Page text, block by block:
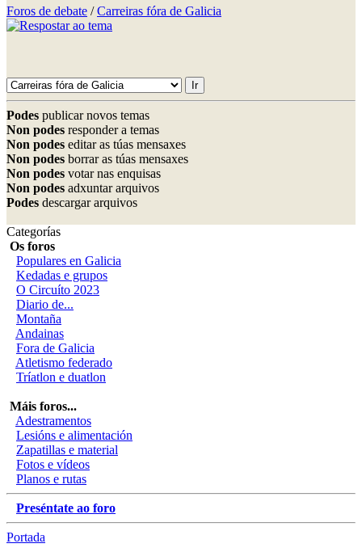
Foros de debate /Carreiras fóra de Galicia
Podes publicar novos temas
Non podes responder a temas
Non podes editar as túas mensaxes
Non podes borrar as túas mensaxes
Non podes votar nas enquisas
Non podes adxuntar arquivos
Podes descargar arquivos
Categorías
Os foros
Populares en Galicia
Kedadas e grupos
O Circuíto 2023
Diario de...
Montaña
Andainas
Fora de Galicia
Atletismo federado
Tríatlon e duatlon
Máis foros...
Adestramentos
Lesións e alimentación
Zapatillas e material
Fotos e vídeos
Planos e rutas
Preséntate ao foro
Portada